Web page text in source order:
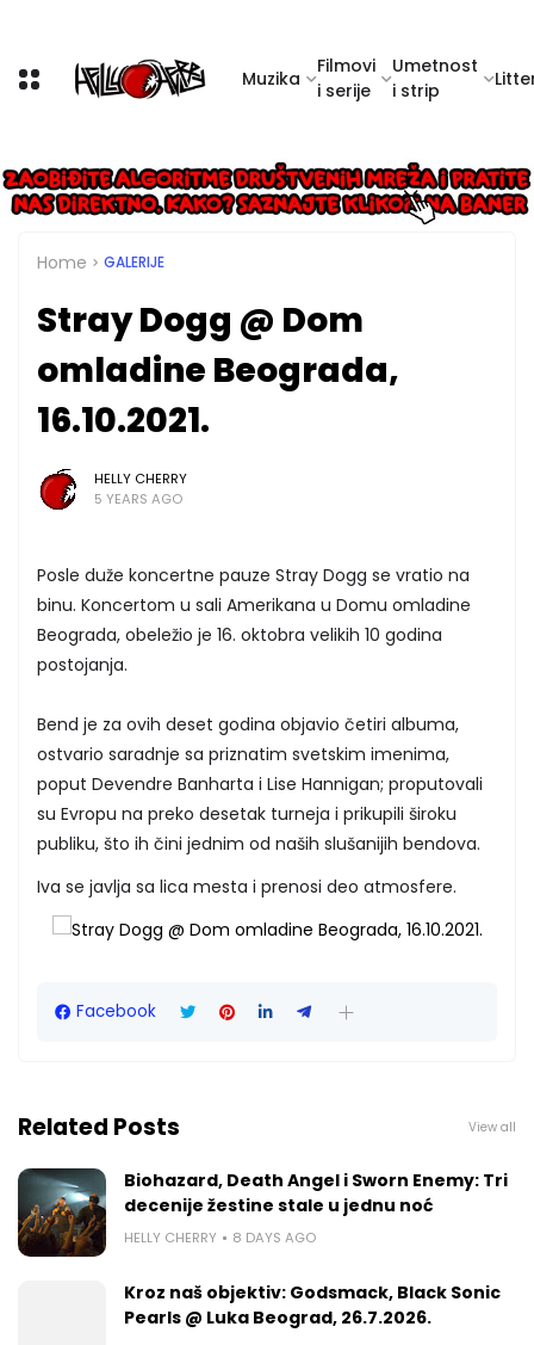
Muzika
Filmovi
i serije
Umetnost
i strip
Home GALERIJE
Stray Dogg @ Dom
omladine Beograda,
16.10.2021.
HELLY CHERRY
5 YEARS AGO
Posle duže koncertne pauze Stray Dogg se vratio na
binu. Koncertom u sali Amerikana u Domu omladine
Beograda, obeležio je 16. oktobra velikih 10 godina
postojanja.
Bend je za ovih deset godina objavio četiri albuma,
ostvario saradnje sa priznatim svetskim imenima,
poput Devendre Banharta i Lise Hannigan; proputovali
su Evropu na preko desetak turneja i prikupili široku
publiku, što ih čini jednim od naših slušanijih bendova.
Iva se javlja sa lica mesta i prenosi deo atmosfere.
Facebook
Related Posts View all
Biohazard, Death Angel i Sworn Enemy: Tri
decenije žestine stale u jednu noć
HELLY CHERRY 8 DAYS AGO
Kroz naš objektiv: Godsmack, Black Sonic
Pearls @ Luka Beograd, 26.7.2026.